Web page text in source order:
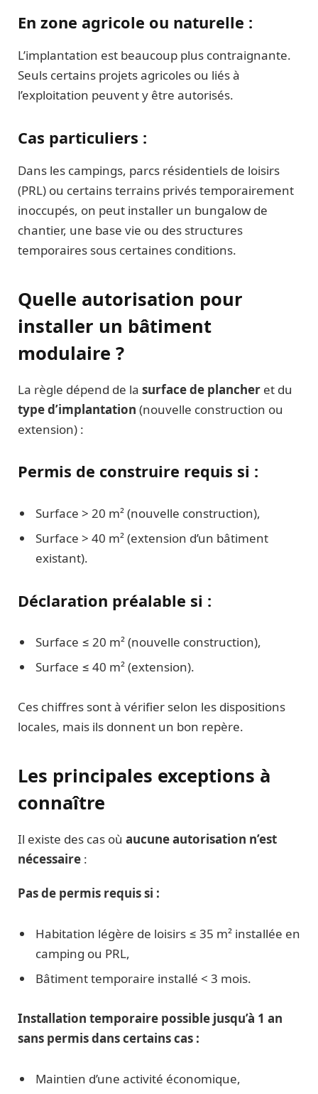
En zone agricole ou naturelle :
L’implantation est beaucoup plus contraignante.
Seuls certains projets agricoles ou liés à
l’exploitation peuvent y être autorisés.
Cas particuliers :
Dans les campings, parcs résidentiels de loisirs
(PRL) ou certains terrains privés temporairement
inoccupés, on peut installer un bungalow de
chantier, une base vie ou des structures
temporaires sous certaines conditions.
Quelle autorisation pour
installer un bâtiment
modulaire ?
La règle dépend de la surface de plancher et du
type d’implantation (nouvelle construction ou
extension) :
Permis de construire requis si :
Surface > 20 m² (nouvelle construction),
Surface > 40 m² (extension d’un bâtiment
existant).
Déclaration préalable si :
Surface ≤ 20 m² (nouvelle construction),
Surface ≤ 40 m² (extension).
Ces chiffres sont à vérifier selon les dispositions
locales, mais ils donnent un bon repère.
Les principales exceptions à
connaître
Il existe des cas où aucune autorisation n’est
nécessaire :
Pas de permis requis si :
Habitation légère de loisirs ≤ 35 m² installée en
camping ou PRL,
Bâtiment temporaire installé < 3 mois.
Installation temporaire possible jusqu’à 1 an
sans permis dans certains cas :
Maintien d’une activité économique,